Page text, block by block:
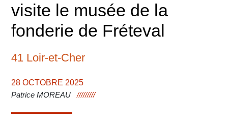
visite le musée de la
fonderie de Fréteval
41 Loir-et-Cher
28 OCTOBRE 2025
Patrice MOREAU